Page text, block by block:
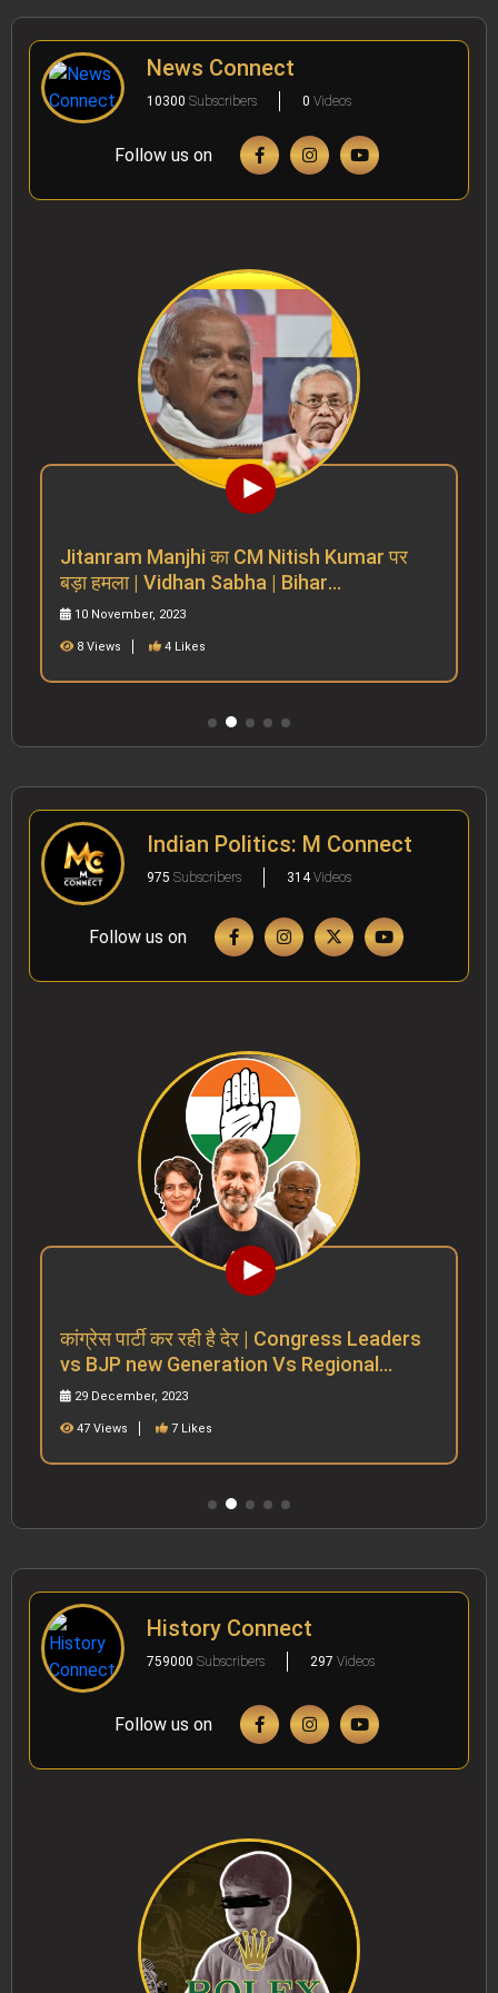
News Connect
10300 Subscribers 0 Videos
Follow us on
Jitanram Manjhi का CM Nitish Kumar पर
बड़ा हमला | Vidhan Sabha | Bihar
Reservation Bill
10 November, 2023
8 Views 4 Likes
Indian Politics: M Connect
975 Subscribers 314Videos
Follow us on
कांग्रेस पार्टी कर रही है देर | Congress Leaders
vs BJP new Generation Vs Regional
parties | Rahul
29 December, 2023
47 Views 7 Likes
History Connect
759000 Subscribers 297 Videos
Follow us on